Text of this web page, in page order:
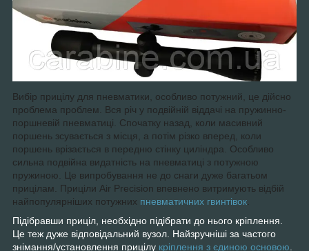
Вибір прицілу для пневматики, особливо потужний, це дійсно
проблема проблем. Вся річ у подвійній віддачі на пружинно-
поршневій пневматиці. Спочатку назад, коли масивний
поршень зсувається з місця, а потім різко вперед, коли
поршень врізається в передню стінку циліндра. Особливо
сильна подвійна видатність на пневматиці з потужною
пружиною. Це випробування не до снаги дуже багатьом
прицілам. Приціли Air Precision впевнено витримують відбій
найпопулярніших потужних пневматичних гвинтівок
Підібравши приціл, необхідно підібрати до нього кріплення.
Це теж дуже відповідальний вузол. Найзручніші за частого
знімання/установлення прицілу кріплення з єдиною основою